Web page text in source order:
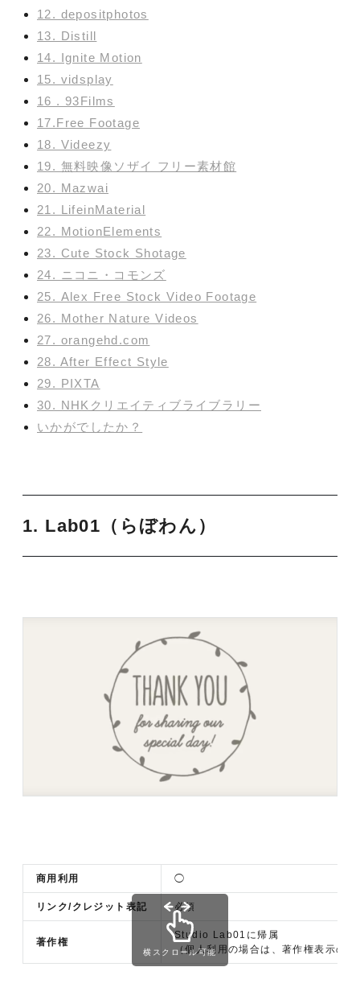
12. depositphotos
13. Distill
14. Ignite Motion
15. vidsplay
16 . 93Films
17.Free Footage
18. Videezy
19. 無料映像ソザイ フリー素材館
20. Mazwai
21. LifeinMaterial
22. MotionElements
23. Cute Stock Shotage
24. ニコニ・コモンズ
25. Alex Free Stock Video Footage
26. Mother Nature Videos
27. orangehd.com
28. After Effect Style
29. PIXTA
30. NHKクリエイティブライブラリー
いかがでしたか？
1. Lab01（らぼわん）
商用利用 ◯
リンク/クレジット表記 必須
著作権
Studio Lab01に帰属
（個人利用の場合は、著作権表示の必
横スクロール可能